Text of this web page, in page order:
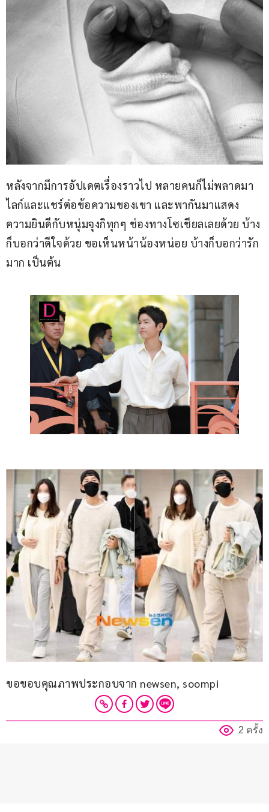
หลังจากมีการอัปเดตเรื่องราวไป หลายคนก็ไม่พลาดมา
ไลก์และแชร์ต่อข้อความของเขา และพากันมาแสดง
ความยินดีกับหนุ่มจุงกิทุกๆ ช่องทางโซเชียลเลยด้วย บ้าง
ก็บอกว่าดีใจด้วย ขอเห็นหน้าน้องหน่อย บ้างก็บอกว่ารัก
มาก เป็นต้น
ขอขอบคุณภาพประกอบจาก newsen, soompi
2 ครั้ง